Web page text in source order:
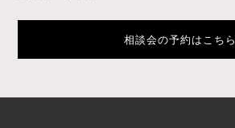
相談会の予約はこちら